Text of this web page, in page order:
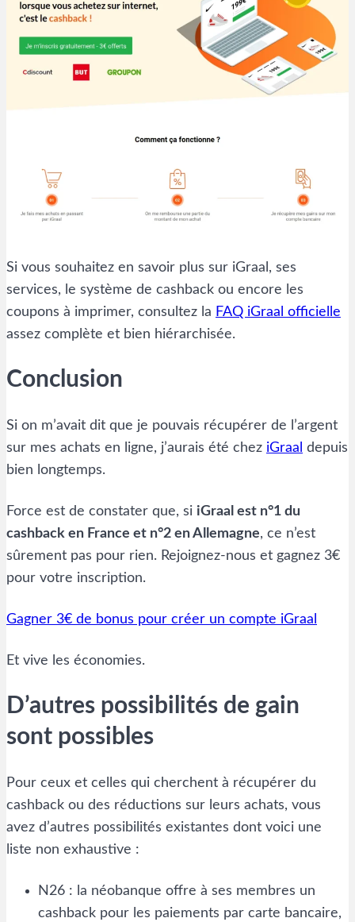
Si vous souhaitez en savoir plus sur iGraal, ses
services, le système de cashback ou encore les
coupons à imprimer, consultez la FAQ iGraal officielle
assez complète et bien hiérarchisée.
Conclusion
Si on m’avait dit que je pouvais récupérer de l’argent
sur mes achats en ligne, j’aurais été chez iGraal depuis
bien longtemps.
Force est de constater que, si iGraal est n°1 du
cashback en France et n°2 en Allemagne, ce n’est
sûrement pas pour rien. Rejoignez-nous et gagnez 3€
pour votre inscription.
Gagner 3€ de bonus pour créer un compte iGraal
Et vive les économies.
D’autres possibilités de gain
sont possibles
Pour ceux et celles qui cherchent à récupérer du
cashback ou des réductions sur leurs achats, vous
avez d’autres possibilités existantes dont voici une
liste non exhaustive :
N26 : la néobanque offre à ses membres un
cashback pour les paiements par carte bancaire,